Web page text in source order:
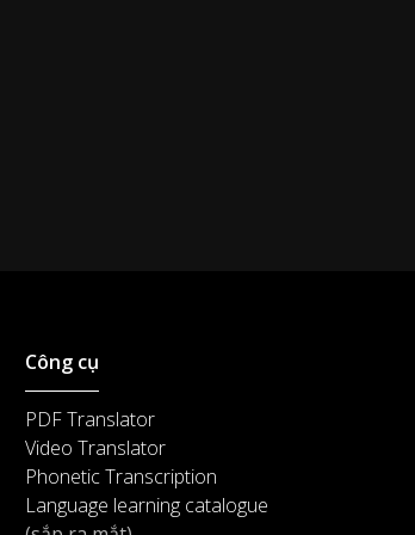
Công cụ
PDF Translator
Video Translator
Phonetic Transcription
Language learning catalogue